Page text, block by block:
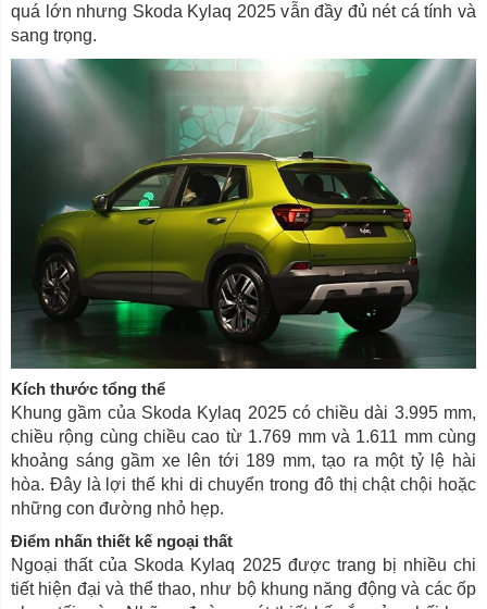
quá lớn nhưng Skoda Kylaq 2025 vẫn đầy đủ nét cá tính và
sang trọng.
Kích thước tổng thể
Khung gầm của Skoda Kylaq 2025 có chiều dài 3.995 mm,
chiều rộng cùng chiều cao từ 1.769 mm và 1.611 mm cùng
khoảng sáng gầm xe lên tới 189 mm, tạo ra một tỷ lệ hài
hòa. Đây là lợi thế khi di chuyển trong đô thị chật chội hoặc
những con đường nhỏ hẹp.
Điểm nhấn thiết kế ngoại thất
Ngoại thất của Skoda Kylaq 2025 được trang bị nhiều chi
tiết hiện đại và thể thao, như bộ khung năng động và các ốp